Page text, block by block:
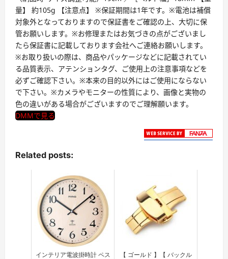
量】 約105g 【注意点】 ※保証期間は1年です。※電池は補償
対象外となっておりますので保証書をご確認の上、大切に保
管お願いします。※お修理またはお気づきの点がございまし
たら保証書に記載しております会社へご連絡お願いします。
※お取り扱いの際は、商品やパッケージなどに記載されてい
る品質表示、アテンションタグ、ご使用上の注意事項などを
必ずご確認下さい。※本来の目的以外にはご使用にならない
で下さい。※カメラやモニターの性質により、画像と実物の
色の違いがある場合がございますのでご理解願います。
DMMで見る
Related posts:
インテリア電波掛時計 ペス
【 ゴールド 】【 バックル